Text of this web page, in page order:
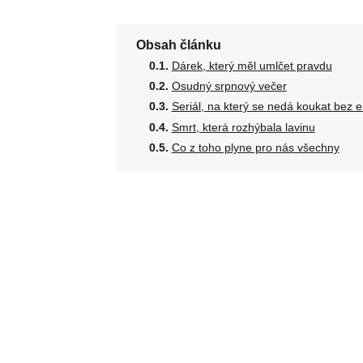
Obsah článku
Dárek, který měl umlčet pravdu
Osudný srpnový večer
Seriál, na který se nedá koukat bez
Smrt, která rozhýbala lavinu
Co z toho plyne pro nás všechny